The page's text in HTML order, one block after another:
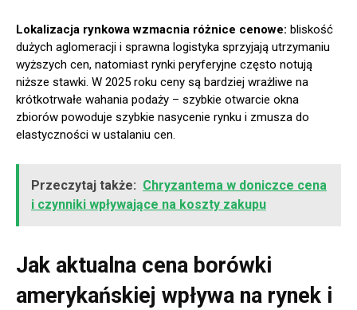
Lokalizacja rynkowa wzmacnia różnice cenowe: bliskość
dużych aglomeracji i sprawna logistyka sprzyjają utrzymaniu
wyższych cen, natomiast rynki peryferyjne często notują
niższe stawki. W 2025 roku ceny są bardziej wrażliwe na
krótkotrwałe wahania podaży – szybkie otwarcie okna
zbiorów powoduje szybkie nasycenie rynku i zmusza do
elastyczności w ustalaniu cen.
Przeczytaj także: Chryzantema w doniczce cena
i czynniki wpływające na koszty zakupu
Jak aktualna cena borówki
amerykańskiej wpływa na rynek i